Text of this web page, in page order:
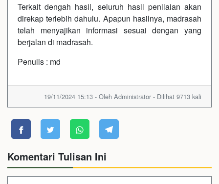
Terkait dengah hasil, seluruh hasil penilaian akan
direkap terlebih dahulu. Apapun hasilnya, madrasah
telah menyajikan informasi sesuai dengan yang
berjalan di madrasah.
Penulis : md
19/11/2024 15:13 - Oleh Administrator - Dilihat 9713 kali
Komentari Tulisan Ini